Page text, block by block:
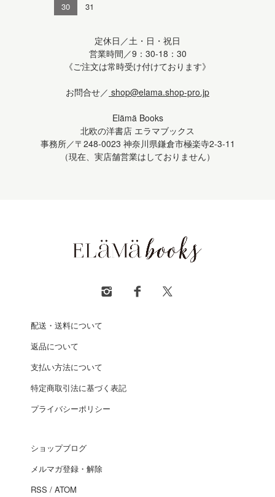
30
31
定休日／土・日・祝日
営業時間／9：30-18：30
《ご注文は常時受け付けております》
お問合せ／ shop@elama.shop-pro.jp
Elämä Books
北欧の洋書店 エラマブックス
事務所／〒248-0023 神奈川県鎌倉市極楽寺2-3-11
（現在、実店舗営業はしておりません）
配送・送料について
返品について
支払い方法について
特定商取引法に基づく表記
プライバシーポリシー
ショップブログ
メルマガ登録・解除
RSS / ATOM